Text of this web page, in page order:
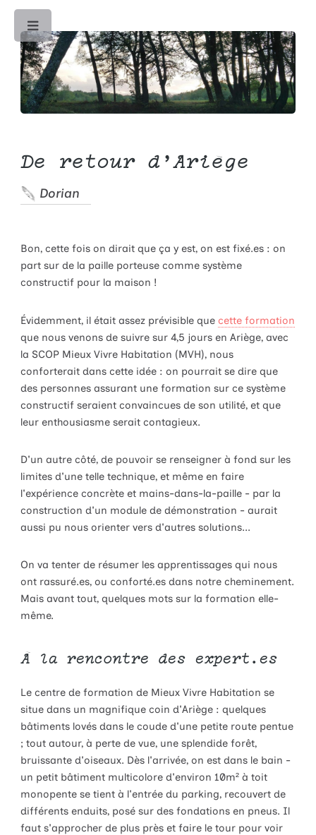
De retour d'Ariège
Dorian
Bon, cette fois on dirait que ça y est, on est fixé.es : on
part sur de la paille porteuse comme système
constructif pour la maison !
Évidemment, il était assez prévisible quecette formation
que nous venons de suivre sur 4,5 jours en Ariège, avec
la SCOP Mieux Vivre Habitation (MVH), nous
conforterait dans cette idée : on pourrait se dire que
des personnes assurant une formation sur ce système
constructif seraient convaincues de son utilité, et que
leur enthousiasme serait contagieux.
D'un autre côté, de pouvoir se renseigner à fond sur les
limites d'une telle technique, et même en faire
l'expérience concrète et mains-dans-la-paille - par la
construction d'un module de démonstration - aurait
aussi pu nous orienter vers d'autres solutions...
On va tenter de résumer les apprentissages qui nous
ont rassuré.es, ou conforté.es dans notre cheminement.
Mais avant tout, quelques mots sur la formation elle-
même.
À la rencontre des expert.es
Le centre de formation de Mieux Vivre Habitation se
situe dans un magnifique coin d'Ariège : quelques
bâtiments lovés dans le coude d'une petite route pentue
; tout autour, à perte de vue, une splendide forêt,
bruissante d'oiseaux. Dès l'arrivée, on est dans le bain -
un petit bâtiment multicolore d'environ 10m² à toit
monopente se tient à l'entrée du parking, recouvert de
différents enduits, posé sur des fondations en pneus. Il
faut s'approcher de plus près et faire le tour pour voir
Toggle